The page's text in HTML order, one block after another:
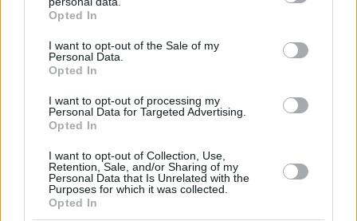
grant or deny consent to Google and its third-party tags to
use your data for below specified purposes in below Google
consent section.
Opted In
I want to opt-out of the Sale of my
Personal Data.
Opted In
I want to opt-out of processing my
Personal Data for Targeted Advertising.
Opted In
I want to opt-out of Collection, Use,
Retention, Sale, and/or Sharing of my
Personal Data that Is Unrelated with the
Purposes for which it was collected.
Opted In
Άλλος για data center; Επενδύσεις
€50 δισ. την ερχόμενη δεκαετία
07.08.2026, 20:16
Εντυπωσιάζει με την εμφάνισή της η
σύζυγος του Τζέντι Όσμαν στις
διακοπές τους στην Τουρκία, βίντεο